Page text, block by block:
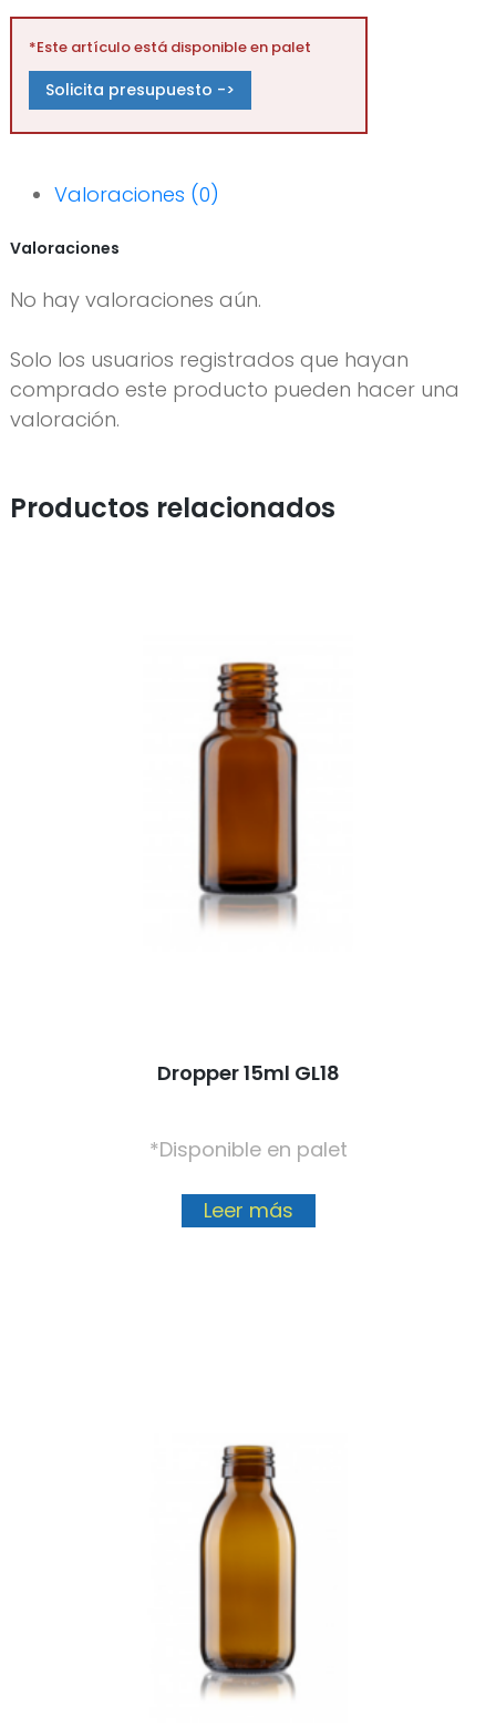
*Este artículo está disponible en palet
Solicita presupuesto ->
Valoraciones (0)
Valoraciones
No hay valoraciones aún.
Solo los usuarios registrados que hayan
comprado este producto pueden hacer una
valoración.
Productos relacionados
Dropper 15ml GL18
*Disponible en palet
Leer más